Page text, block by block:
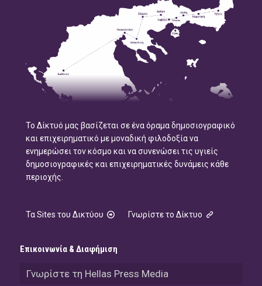
Το Δίκτυό μας βασίζεται σε ένα όραμα δημοσιογραφικό
και επιχειρηματικό με μοναδική φιλοδοξία να
ενημερώσει τον κόσμο και να συνενώσει τις υγιείς
δημοσιογραφικές και επιχειρηματικές δυνάμεις κάθε
περιοχής.
Τα Sites του Δικτύου Γνωρίστε το Δίκτυο
Επικοινωνία & Διαφήμιση
Γνωρίστε τη Hellas Press Media